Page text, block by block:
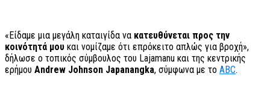
«Είδαμε μια μεγάλη καταιγίδα να κατευθύνεται προς την
κοινότητά μου και νομίζαμε ότι επρόκειτο απλώς για βροχή»,
δήλωσε ο τοπικός σύμβουλος του Lajamanu και της κεντρικής
ερήμου Andrew Johnson Japanangka, σύμφωνα με το ABC.